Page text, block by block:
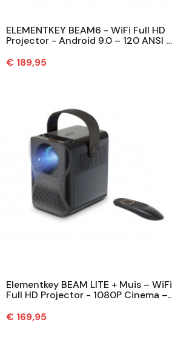
ELEMENTKEY BEAM6 - WiFi Full HD
Projector - Android 9.0 – 120 ANSI -
Prijs
€ 189,95
Elementkey BEAM LITE + Muis – WiFi
Full HD Projector - 1080P Cinema –
Prijs
€ 169,95